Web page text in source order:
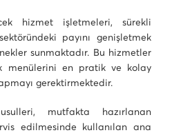
hizmet işletmeleri, sürekli
payını genişletmek
sunmaktadır. Bu hizmetler
menülerini en pratik ve kolay
gerektirmektedir.
mutfakta hazırlanan
edilmesinde kullanılan ana